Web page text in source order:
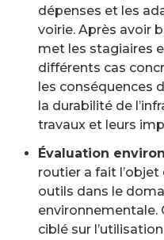
dépenses et les
voirie. Après avoir
met les stagiaires
différents cas
les conséquences
la durabilité de
travaux et leurs
Évaluation
routier a fait
outils dans le
environnementale.
ciblé sur